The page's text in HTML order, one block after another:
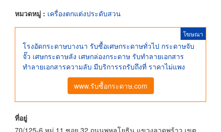
หมวดหมู่ : เครื่องตกแต่งประดับสวน
โฆษณา
โรงอัดกระดาษบางนา รับซื้อเศษกระดาษทั่วไป กระดาษจับ
จั๊ว เศษกระดาษลัง เศษกล่องกระดาษ รับทำลายเอกสาร
ทำลายเอกสารความลับ มีบริการรถรับถึงที่ ราคาไม่แพง
www.รับซื้อกระดาษ.com
ที่อยู่
70/125-6 หมู่ 11 ซอย 32 ถนนพหลโยธิน แขวงลาดพร้าว เขต